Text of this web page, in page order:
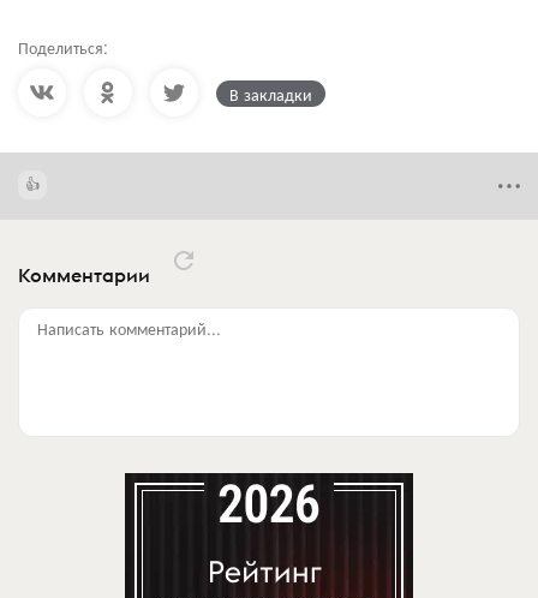
Поделиться:
В закладки
Комментарии
Написать комментарий...